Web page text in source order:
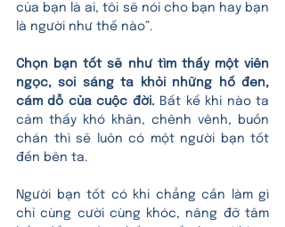
của bạn là ai, tôi sẽ nói cho bạn hay bạn
là người như thế nào”.
Chọn bạn tốt sẽ như tìm thấy một viên
ngọc, soi sáng ta khỏi những hố đen,
cám dỗ của cuộc đời. Bất kể khi nào ta
cảm thấy khó khăn, chênh vênh, buồn
chán thì sẽ luôn có một người bạn tốt
đến bên ta.
Người bạn tốt có khi chẳng cần làm gì
chỉ cùng cười cùng khóc, nâng đỡ tâm